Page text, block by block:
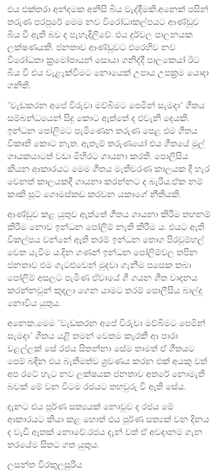
එය එක්තරා අන්දමක අනිසි බිය වැද්දීමකි.අනෙක් පසින්
තරුණ පරපුරේ මෙම නව විරෝධාකල්පයට ආණ්ඩුව
බිය වී ඇති බව ද පැහැදිලිවේ. එය දුර්වල පාලනයක
ලක්ෂණයකි. ජනතාව ආණ්ඩුවට එරෙහිව නව
විරෝධතා ක්‍රමෝපායන් සොයා ගනිද්දී පාලකෙයා් ඊට
බිය වී එය වැළැක්වීමට නොයෙක් උපාය උපක‍්‍රම යොදා
ගනිති.
”‍වැඩකරන අපේ විරුවා මව්බිමට පෙමින් සැමදා”‍ ගීතය
සම්බන්ධයෙන් සිදු කොට ඇත්තේ ද එවැනි දෙයකි.
ඉන්ධන පෝලිමට පැමිණෙන තරුණ පෙළ එම ගීතය
විකෘති කොට නැත. ඇතැම් තරුණයෝ එය ගීතයේ මුල්
ගායකයාටත් වඩා මිහිරට ගායනා කරති. පොලිසිය
කියන ආකාරයට මෙම ගීතය මැතිවරණ කාලයක දී හැර
වෙනත් කාලයකදී ගායනා කරන්නට ද බැරිය.ඒක නම්
කාකි සූට් ගොමස්කඩ කරවන යකාගේ නීතියකි.
ආණ්ඩුව කළ යුතුව ඇත්තේ ගීතය ගායනා කිරීම තහනම්
කිරීම නොව ඉන්ධන පෝලිම් නැති කිරීම ය. එයට ඇති
විකල්පය වන්නේ ඇති තරම් ඉන්ධන තොග පිරවුම්හල්
වෙත යැවීම ය.දින ගණන් ඉන්ධන පෝලිම්වල තපින
ජනතාව එම ගැටළුවෙන් මුදවා ගැනීම පසෙක තබා
පෝලිම් අසලට පැමිණ ඒවායේ ගී ගයන ගීත වාදනය
කරන්නවුන් කුදලා ගෙන යාමට තරම් පොලීසිය බාල්දු
නොවිය යුතුය.
අනෙක,මෙම ”‍වැඩකරන අපේ විරුවා මව්බිමට පෙමින්
සැමදා”‍ ගීතය යළි තමන් වෙතම කැරකී ආ පාරා
වළල්ලක් සේ රජය සිතන්නා සේම තාමත් ඒ ගීතයට
පෙම් බඳින එය බැතිමත්ව ශ්‍රවණය කරන එක් අයකු වත්
අප රටේ හැට නව ලක්ෂයක ජනතාව අතරේ නොමැති
බවක් මේ වන විටම රජයට තහවුරු වී ඇති සේය.
දැනට එය පූර්ණ සත්‍යයක් නොවුව ද රජය මේ
ආකාරයට කියා කළ හොත් එය පූර්ණ සත්‍යක් වන දිනය
ද වැඩි ඈතක් නොවේ.රජය දැන් වත් ඒ අවදානම ගැන
තරයේම සිතට ගත යුතුය.
ලසන්ත වීරකුලසූරිය